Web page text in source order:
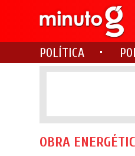
POLÍTICA
OBRA